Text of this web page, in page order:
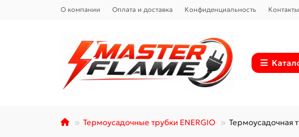
О компании Оплата и доставка Конфиденциальность Контакты
Термоусадочные трубки ENERGIO Термоусадочная